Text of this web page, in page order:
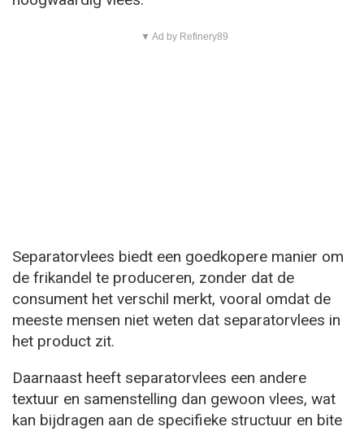
▼ Ad by Refinery89
Separatorvlees biedt een goedkopere manier om
de frikandel te produceren, zonder dat de
consument het verschil merkt, vooral omdat de
meeste mensen niet weten dat separatorvlees in
het product zit.
Daarnaast heeft separatorvlees een andere
textuur en samenstelling dan gewoon vlees, wat
kan bijdragen aan de specifieke structuur en bite